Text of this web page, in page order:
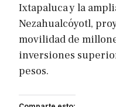
Ixtapaluca y la
Nezahualcóyotl,
movilidad de
inversiones
pesos.